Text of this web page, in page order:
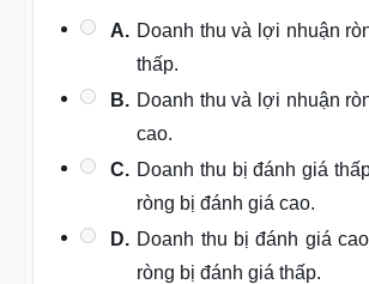
A. Doanh thu và lợi nhuận
thấp.
B. Doanh thu và lợi nhuận
cao.
C. Doanh thu bị đánh giá
ròng bị đánh giá cao.
D. Doanh thu bị đánh giá
ròng bị đánh giá thấp.